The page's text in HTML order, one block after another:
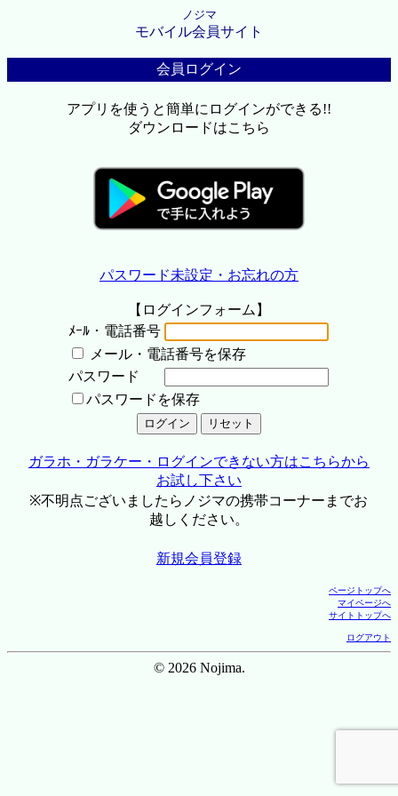
ノジマ
モバイル会員サイト
会員ログイン
アプリを使うと簡単にログインができる!!
ダウンロードはこちら
パスワード未設定・お忘れの方
【ログインフォーム】
ﾒｰﾙ・電話番号
メール・電話番号を保存
パスワード
パスワードを保存
ガラホ・ガラケー・ログインできない方はこちらから
お試し下さい
※不明点ございましたらノジマの携帯コーナーまでお
越しください。
新規会員登録
ページトップへ
マイページへ
サイトトップへ
ログアウト
© 2026 Nojima.